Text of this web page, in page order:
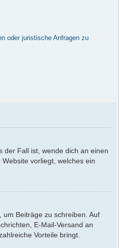
oder juristische Anfragen zu
der Fall ist, wende dich an einen
vorliegt, welches ein
Beiträge zu schreiben. Auf
E-Mail-Versand an
Vorteile bringt.